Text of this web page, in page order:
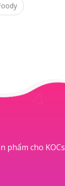
phẩm cho KOCs